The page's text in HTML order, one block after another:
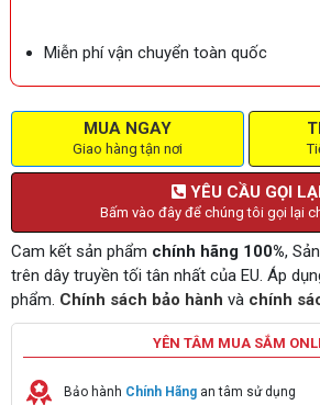
Miễn phí vận chuyển toàn quốc
MUA NGAY
Giao hàng tận nơi
YÊU CẦU GỌI
Bấm vào đây để chúng tôi gọi lại
Cam kết sản phẩm chính hãng 100%,
trên dây truyền tối tân nhất của EU. Áp
phẩm. Chính sách bảo hành và chính
YÊN TÂM MUA SẮM
Bảo hành Chính Hãng an tâm sử dụng